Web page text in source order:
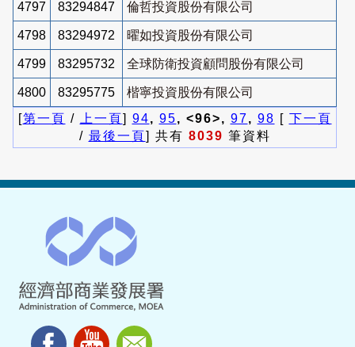
4797 83294847 倫哲投資股份有限公司
4798 83294972 曜如投資股份有限公司
4799 83295732 全球防衛投資顧問股份有限公司
4800 83295775
楷寧投資股份有限公司
[第一頁 / 上一頁] 94, 95, <96>, 97, 98 [ 下一頁
/ 最後一頁] 共有 8039 筆資料